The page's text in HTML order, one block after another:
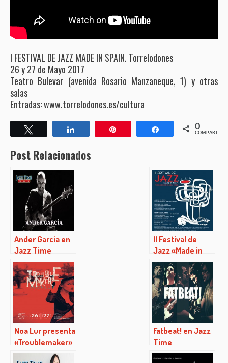
I FESTIVAL DE JAZZ MADE IN SPAIN. Torrelodones
26 y 27 de Mayo 2017
Teatro Bulevar (avenida Rosario Manzaneque, 1) y otras
salas
Entradas: www.torrelodones.es/cultura
Compartir Compartir0
COMPARTIR
Post Relacionados
Ander García en
Jazz Time
II Festival de
Jazz «Made in
Spain»
Noa Lur presenta
«Troublemaker»
en Bogui Jazz
Fatbeat! en Jazz
Time